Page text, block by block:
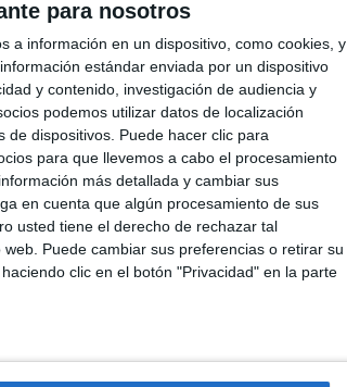
para nosotros
a información en un dispositivo, como cookies, y
estándar enviada por un dispositivo
y contenido, investigación de audiencia y
podemos utilizar datos de localización
dispositivos. Puede hacer clic para
para que llevemos a cabo el procesamiento
más detallada y cambiar sus
en cuenta que algún procesamiento de sus
usted tiene el derecho de rechazar tal
Puede cambiar sus preferencias o retirar su
clic en el botón "Privacidad" en la parte
TOTAL
44
RIVALES
MÁXIMO
9
VS
Middlesbrough